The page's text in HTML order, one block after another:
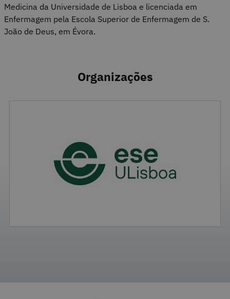
Medicina da Universidade de Lisboa e licenciada em
Enfermagem pela Escola Superior de Enfermagem de S.
João de Deus, em Évora.
Organizações